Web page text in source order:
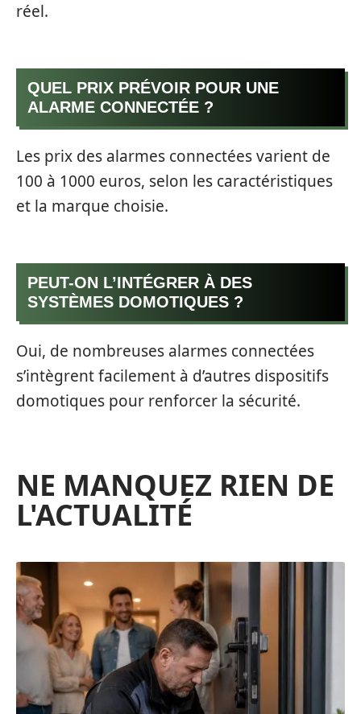
réel.
QUEL PRIX PRÉVOIR POUR UNE
ALARME CONNECTÉE ?
Les prix des alarmes connectées varient de
100 à 1000 euros, selon les caractéristiques
et la marque choisie.
PEUT-ON L’INTÉGRER À DES
SYSTÈMES DOMOTIQUES ?
Oui, de nombreuses alarmes connectées
s’intègrent facilement à d’autres dispositifs
domotiques pour renforcer la sécurité.
NE MANQUEZ RIEN DE
L'ACTUALITÉ